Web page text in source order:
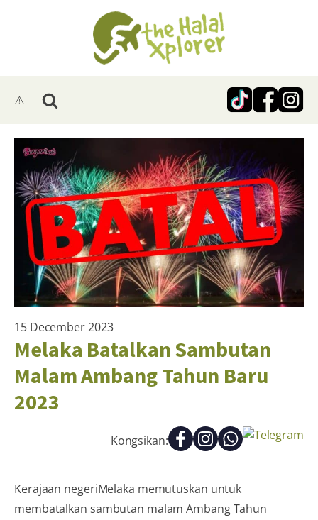
15 December 2023
Melaka Batalkan Sambutan
Malam Ambang Tahun Baru
2023
Kongsikan:
Kerajaan negeriMelaka memutuskan untuk
membatalkan sambutan malam Ambang Tahun